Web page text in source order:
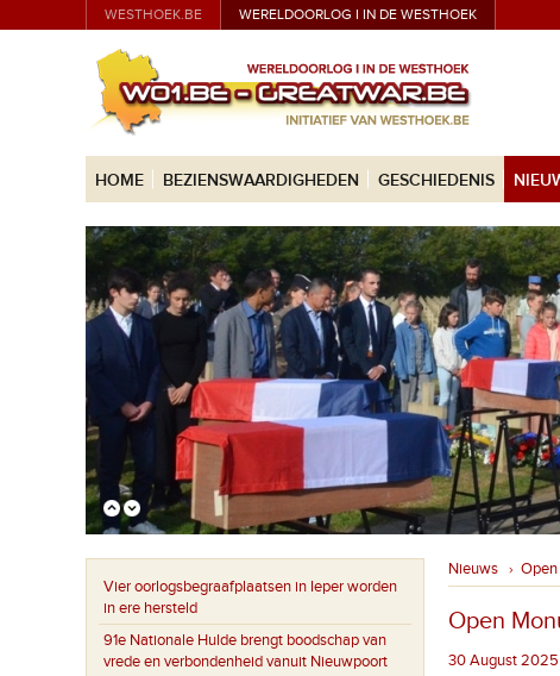
WESTHOEK.BE WERELDOORLOG I IN DE WESTHOEK
HOME BEZIENSWAARDIGHEDEN GESCHIEDENIS
Vier oorlogsbegraafplaatsen in Ieper worden
in ere hersteld
91e Nationale Hulde brengt boodschap van
vrede en verbondenheid vanuit Nieuwpoort
Nieuws ›
Open
30 August 2025